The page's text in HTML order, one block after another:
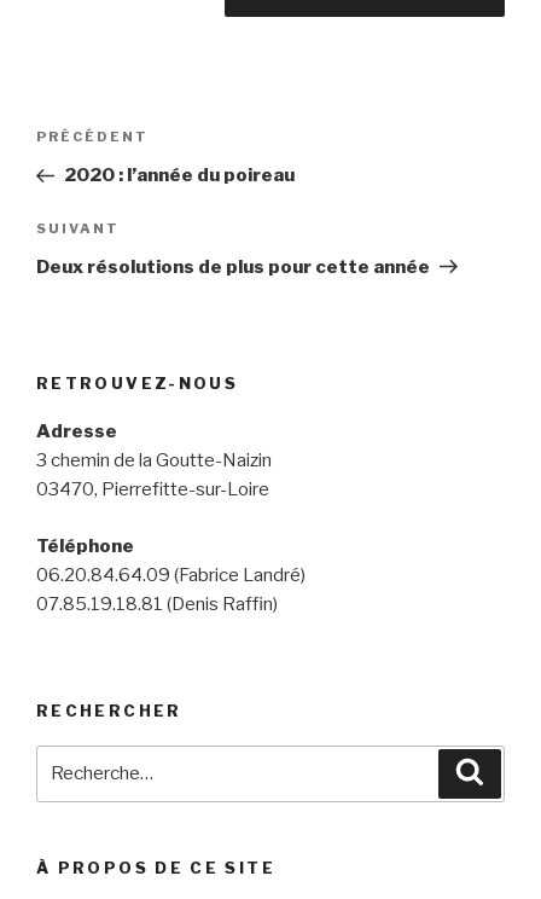
Navigation
l’article
Article
précédent
PRÉCÉDENT
2020 : l’année du poireau
Article
suivant
SUIVANT
Deux résolutions de plus pour cette année
RETROUVEZ-NOUS
Adresse
3 chemin de la Goutte-Naizin
03470, Pierrefitte-sur-Loire
Téléphone
06.20.84.64.09 (Fabrice Landré)
07.85.19.18.81 (Denis Raffin)
RECHERCHER
À PROPOS DE CE SITE